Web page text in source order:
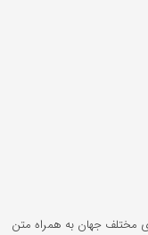
مختلف جهان به همراه متن